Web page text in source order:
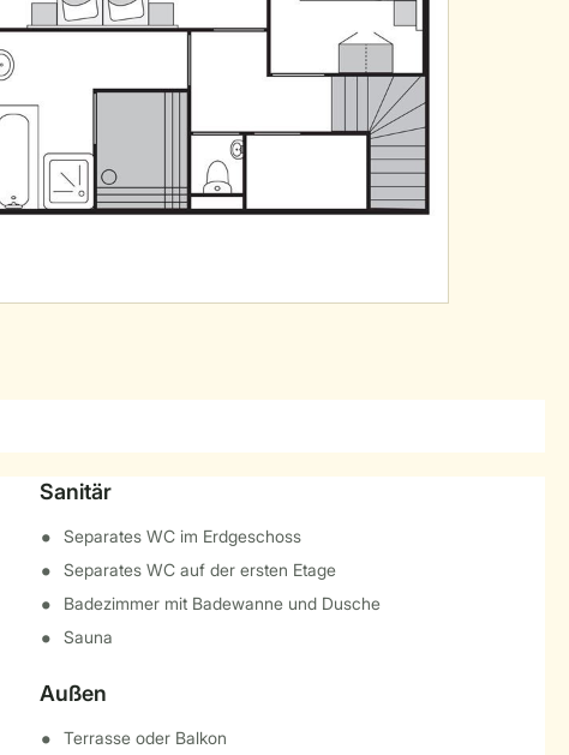
Sanitär
Separates WC im Erdgeschoss
Separates WC auf der ersten Etage
Badezimmer mit Badewanne und Dusche
Sauna
Außen
Terrasse oder Balkon